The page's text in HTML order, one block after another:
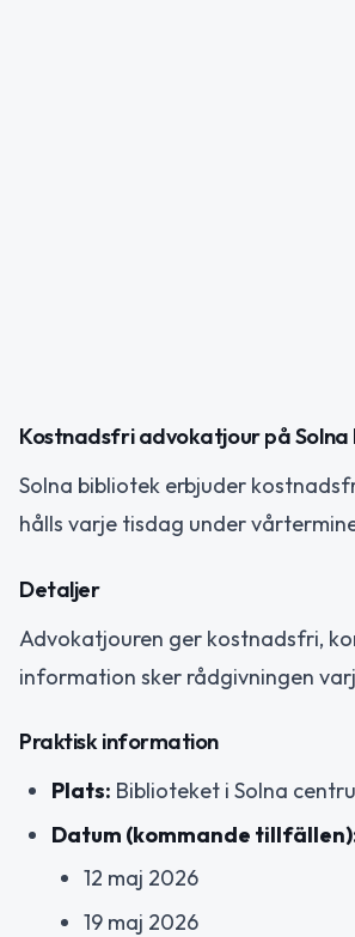
Kostnadsfri advokatjour på Solna
Solna bibliotek erbjuder
hålls varje tisdag under
Detaljer
Advokatjouren ger kostnadsfri,
information sker rådgivningen
Praktisk information
Plats: Biblioteket i Solna
Datum (kommande
12 maj 2026
19 maj 2026